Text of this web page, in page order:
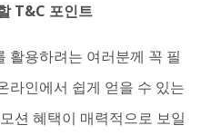
T&C 포인트
활용하려는 여러분께 꼭 필
라인에서 쉽게 얻을 수 있는
션 혜택이 매력적으로 보일